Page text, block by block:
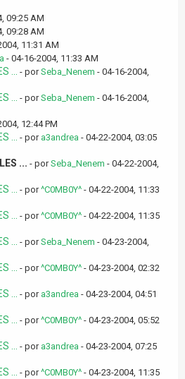
09:25 AM
09:28 AM
11:31 AM
- 04-16-2004, 11:33 AM
... - porSeba_Nenem - 04-16-2004,
... - porSeba_Nenem - 04-16-2004,
12:44 PM
... - por a3andrea - 04-22-2004, 03:05
... - porSeba_Nenem - 04-22-2004,
... - por^C0MB0Y^ - 04-22-2004, 11:33
... - por^C0MB0Y^ - 04-22-2004, 11:35
... - porSeba_Nenem - 04-23-2004,
... - por^C0MB0Y^ - 04-23-2004, 02:32
... - por a3andrea - 04-23-2004, 04:51
... - por^C0MB0Y^ - 04-23-2004, 05:52
... - por a3andrea - 04-23-2004, 07:25
... - por^C0MB0Y^ - 04-23-2004, 11:35